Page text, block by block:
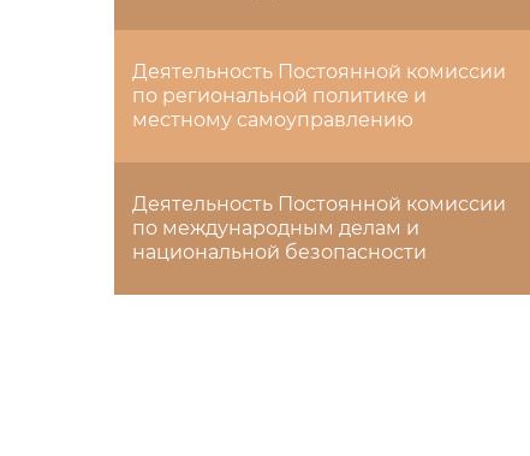
Деятельность Постоянной комиссии
по региональной политике и
местному самоуправлению
Деятельность Постоянной комиссии
по международным делам и
национальной безопасности